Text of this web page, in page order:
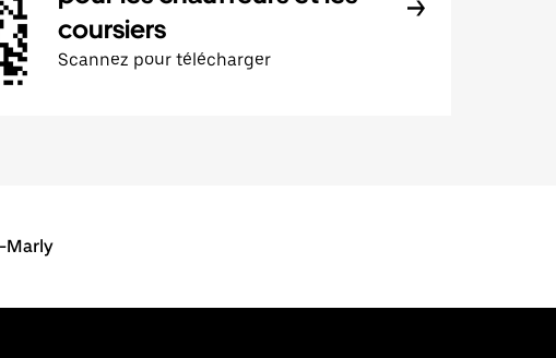
coursiers
Scannez pour télécharger
Marly